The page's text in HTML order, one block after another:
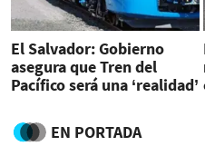
El Salvador: Gobierno
asegura que Tren del
Pacífico será una ‘realidad’
EN PORTADA